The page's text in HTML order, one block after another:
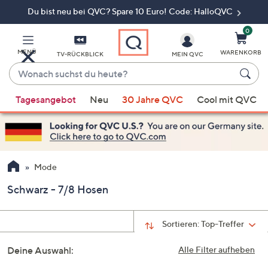
Du bist neu bei QVC? Spare 10 Euro! Code: HalloQVC
MENÜ TV-RÜCKBLICK
Wonach
suchst
du
heute?
Vorschläge
verfügbar
sind,
verwenden
Sie
Pfeiltasten
nach
und
nach
MEIN QVC
0
WARENKORB
Tagesangebot Neu 30 Jahre QVC Cool mit QVC
Mode
Schwarz - 7/8 Hosen
Sortieren:Top-Treffer
Alle Filter aufheben
Deine Auswahl: